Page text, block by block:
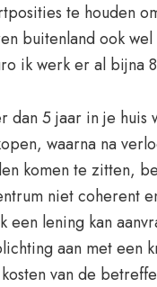
te houden
buitenland ook
ik werk er al bijna
5 jaar in je
waarna na
komen te zitten,
niet coherent
lening kan
aan met
van de